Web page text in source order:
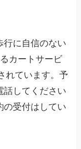
行に自信のない
カートサービ
れています。予
話してください
の受付はしてい